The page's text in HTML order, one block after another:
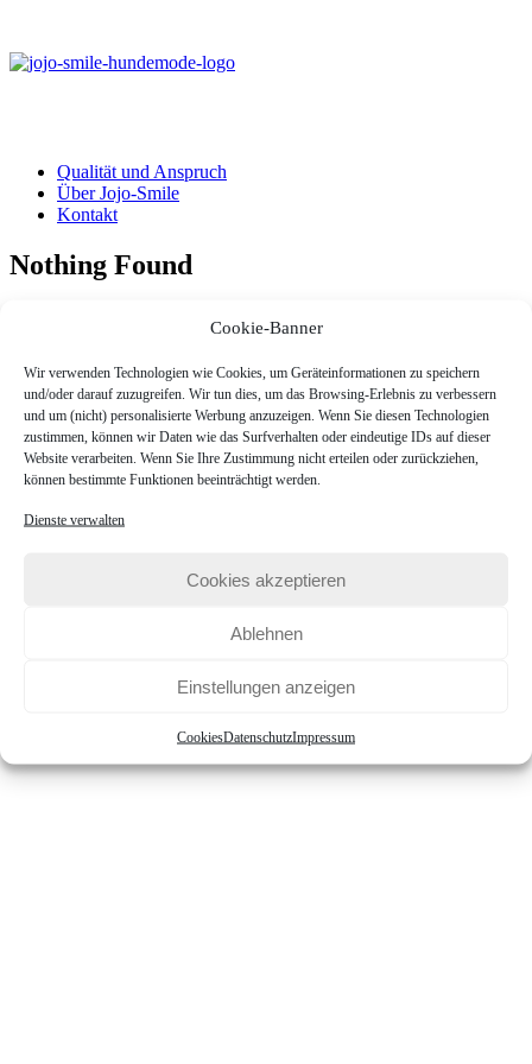
Cookie-Banner
Wir verwenden Technologien wie Cookies, um Geräteinformationen zu speichern
und/oder darauf zuzugreifen. Wir tun dies, um das Browsing-Erlebnis zu verbessern
und um (nicht) personalisierte Werbung anzuzeigen. Wenn Sie diesen Technologien
zustimmen, können wir Daten wie das Surfverhalten oder eindeutige IDs auf dieser
Website verarbeiten. Wenn Sie Ihre Zustimmung nicht erteilen oder zurückziehen,
können bestimmte Funktionen beeinträchtigt werden.
Dienste verwalten
Cookies akzeptieren
Ablehnen
Einstellungen anzeigen
CookiesDatenschutzImpressum
Qualität und Anspruch
Über Jojo-Smile
Kontakt
Nothing Found
© 2026 Hundebekleidung und Accessoires - Jojo-Smile. All rights
reserved